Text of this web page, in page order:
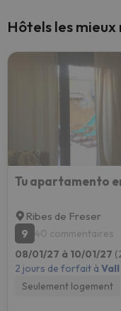
Hôtels les
Tu apartamento
Ribes de Freser
9 40 commentaires
08/01/27 à 10/01/27
2 jours de forfait à
Seulement logement